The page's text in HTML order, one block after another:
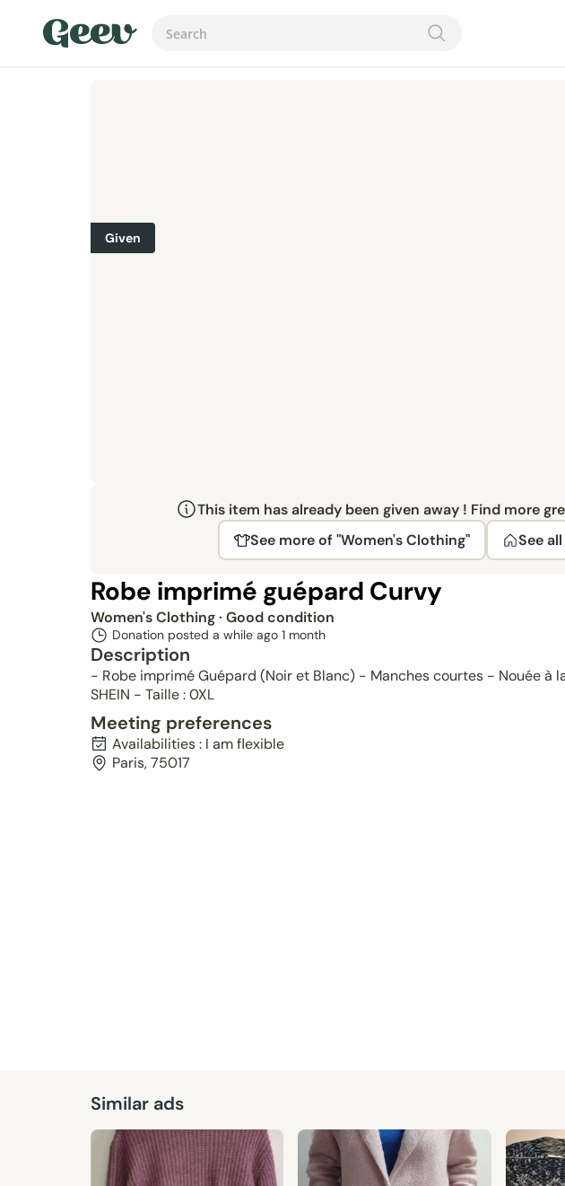
Given
This item has already been given away ! Find more
See more of "Women's Clothing"
See
Robe imprimé guépard Curvy
Women's Clothing· Good condition
Donation posted a while ago 1 month
Description
- Robe imprimé Guépard (Noir et Blanc) - Manches courtes - Nouée à
SHEIN - Taille : 0XL
Meeting preferences
Availabilities : I am flexible
Paris, 75017
Similar ads